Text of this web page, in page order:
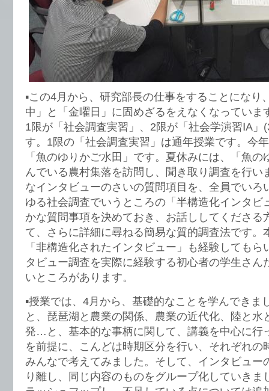
▪︎この4月から、研究部長の仕事をすることになり
中」と「金曜日」に固めざるをえなくなっていま
1限が「社会調査実習」、2限が「社会学演習ⅠA」
す。1限の「社会調査実習」は通年授業です。今
「魚のゆりかご水田」です。夏休みには、「魚
んでいる農村集落を訪問し、聞き取り調査を行い
なインタビューのさいの質問項目を、全員でいろ
ゆる社会調査でいうところの「半構造化インタビ
かな質問事項を決めておき、お話ししてくださる
て、さらに詳細に尋ねる簡易な質的調査法です。
「非構造化されたインタビュー」も経験しても
タビュー調査を実際に経験する初心者の学生さん
いところがあります。
▪︎授業では、4月から、基礎的なことを学んできま
と、琵琶湖と農業の関係、農業の近代化、陸と水
発…と、基本的な事柄に関して、講義を中心に行
を前提に、こんどは時期区分を行い、それぞれの
みんなで考えてみました。そして、インタビュー
り離し、同じ内容のものをグループ化していきま